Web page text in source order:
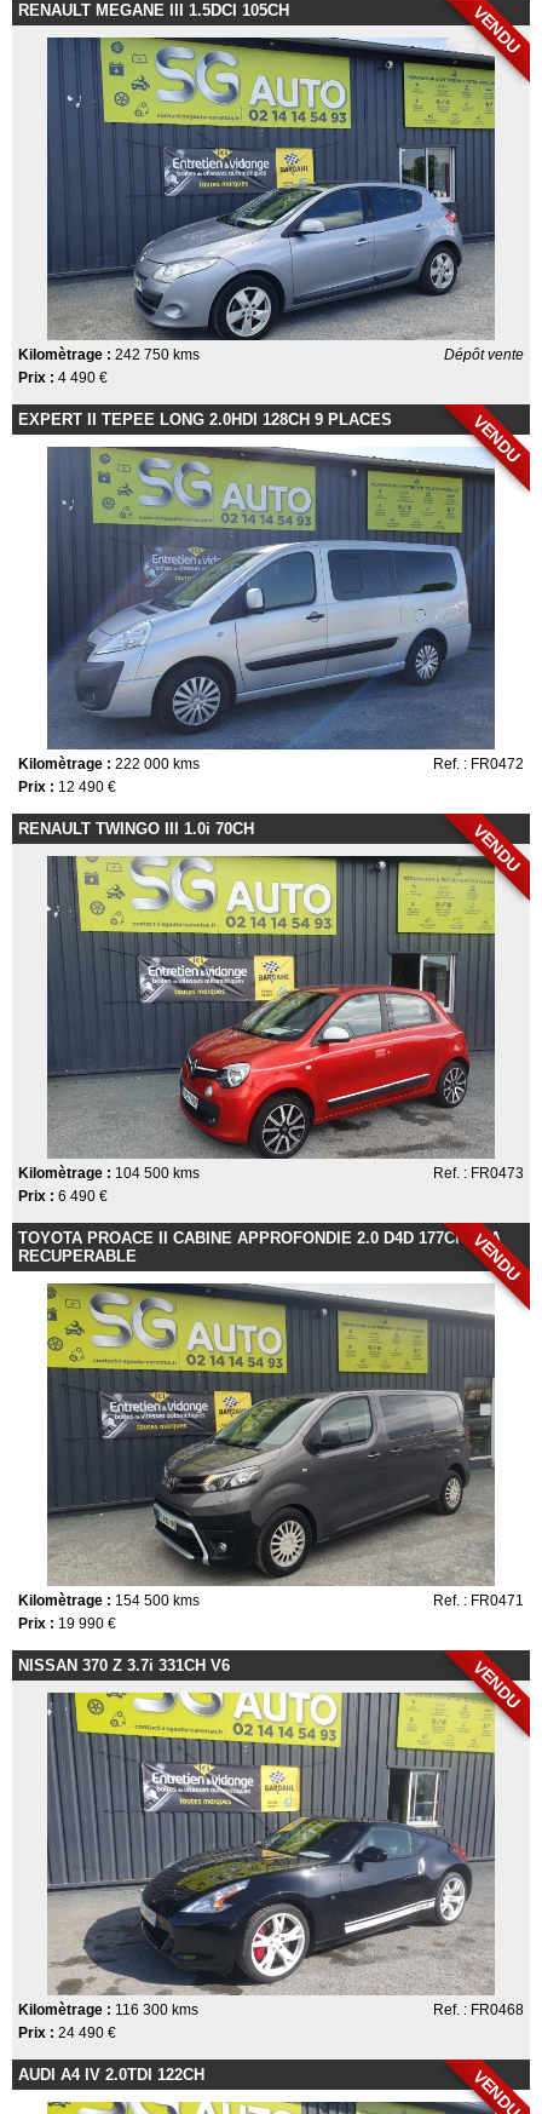
VENDU
RENAULT MEGANE III 1.5DCI 105CH
Dépôt vente
Kilomètrage : 242 750 kms
Prix : 4 490 €
VENDU
EXPERT II TEPEE LONG 2.0HDI 128CH 9 PLACES
Ref. : FR0472
Kilomètrage : 222 000 kms
Prix : 12 490 €
VENDU
RENAULT TWINGO III 1.0i 70CH
Ref. : FR0473
Kilomètrage : 104 500 kms
Prix : 6 490 €
VENDU
TOYOTA PROACE II CABINE APPROFONDIE 2.0 D4D 177CH TVA
RECUPERABLE
Ref. : FR0471
Kilomètrage : 154 500 kms
Prix : 19 990 €
VENDU
NISSAN 370 Z 3.7i 331CH V6
Ref. : FR0468
Kilomètrage : 116 300 kms
Prix : 24 490 €
VENDU
AUDI A4 IV 2.0TDI 122CH